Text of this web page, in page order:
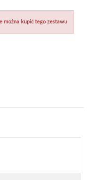
można kupić tego zestawu